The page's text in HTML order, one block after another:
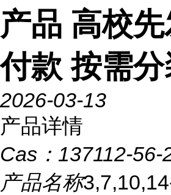
产品 高校
付款 按需分
2026-03-13
产品详情
Cas： 137112-56-
产品名称